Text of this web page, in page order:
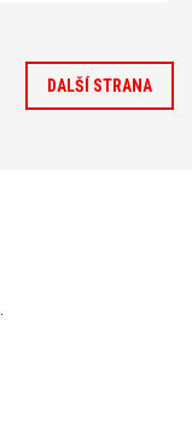
DALŠÍ STRANA